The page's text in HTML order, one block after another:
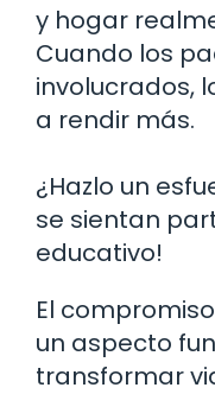
y hogar
Cuando los
involucrados,
a rendir más.
¿Hazlo un
se sientan
educativo!
El
un aspecto
transformar